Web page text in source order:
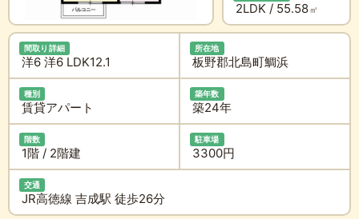
2LDK / 55.58㎡
間取り詳細
洋6 洋6 LDK12.1
所在地
板野郡北島町鯛浜
種別
賃貸アパート
築年数
築24年
階数
1階 / 2階建
駐車場
3300円
交通
JR高徳線 吉成駅 徒歩26分